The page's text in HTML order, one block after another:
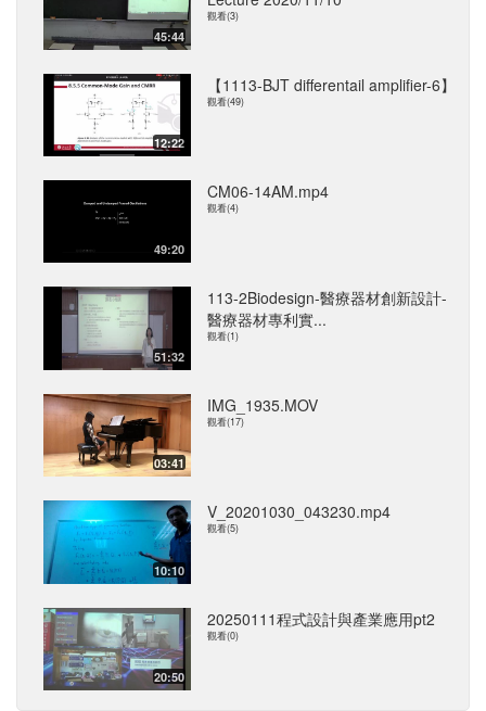
45:44
觀看(3)
12:22
【1113-BJT differentail amplifier-6】
觀看(49)
49:20
CM06-14AM.mp4
觀看(4)
51:32
113-2Biodesign-醫療器材創新設計-
醫療器材專利實...
觀看(1)
03:41
IMG_1935.MOV
觀看(17)
10:10
V_20201030_043230.mp4
觀看(5)
20:50
20250111程式設計與產業應用pt2
觀看(0)